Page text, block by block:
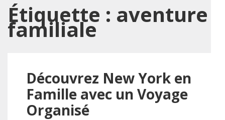
Étiquette : aventure
familiale
Découvrez New York en
Famille avec un Voyage
Organisé